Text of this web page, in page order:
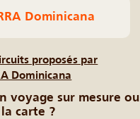
Dominicana
proposés par
Dominicana
voyage sur mesure ou
carte ?